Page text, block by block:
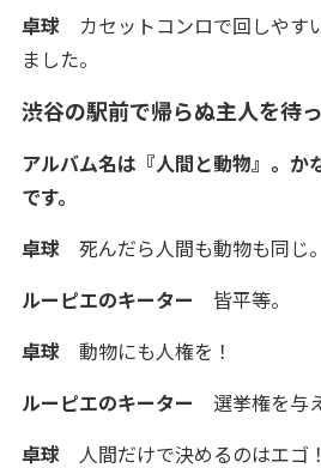
卓球 カセットコンロで回しやす
ました。
渋谷の駅前で帰らぬ主人を待
アルバム名は『人間と動物』。か
です。
卓球 死んだら人間も動物も同じ。
ルーピエのキーター 皆平等。
卓球 動物にも人権を！
ルーピエのキーター 選挙権を与
卓球 人間だけで決めるのはエ